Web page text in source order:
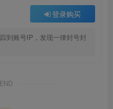
登录购买
到账号IP，发现一律封号封